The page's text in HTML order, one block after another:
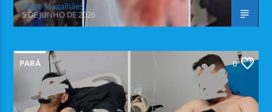
Diego Magalhães
5 DE JUNHO DE 2026
PARÁ 0